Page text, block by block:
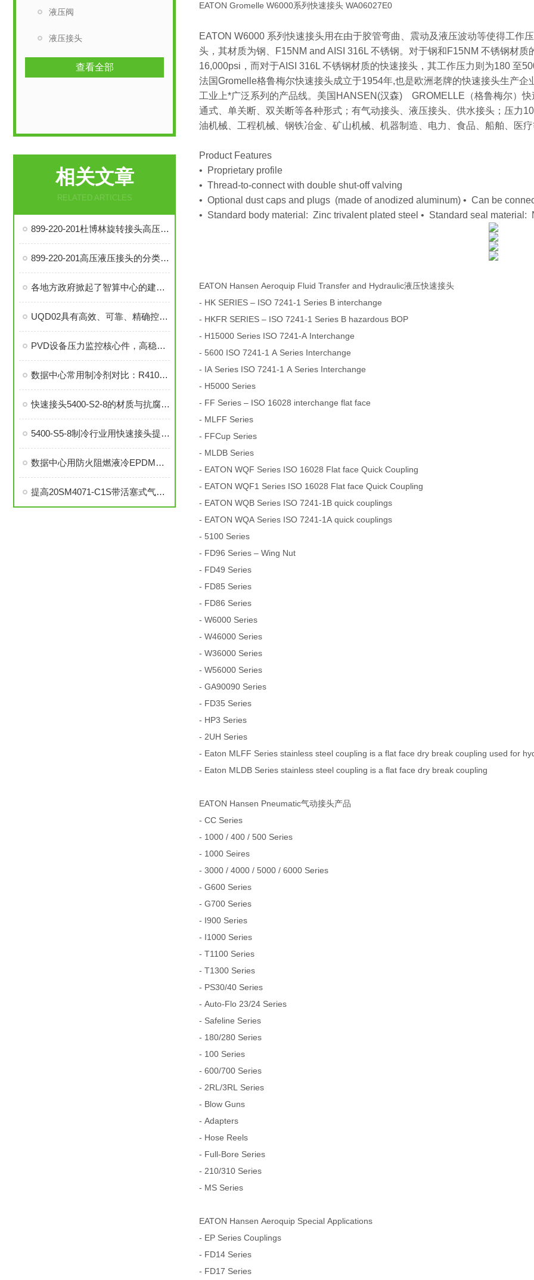
液压阀
液压接头
查看全部
相关文章
RELATED ARTICLES
899-220-201杜博林旋转接头高压液压接头的安装、调试与维护技巧
899-220-201高压液压接头的分类和注意事项
各地方政府掀起了智算中心的建设热潮
UQD02具有高效、可靠、精确控制温度等优势
PVD设备压力监控核心件，高稳定性压力开关现货秒发
数据中心常用制冷剂对比：R410a VS R134a
快速接头5400-S2-8的材质与抗腐蚀性探讨
5400-S5-8制冷行业用快速接头提升系统稳定性与操作便捷性
数据中心用防火阻燃液冷EPDM橡胶软管-UL94 V0认证
提高20SM4071-C1S带活塞式气动执行器中压针阀性能的技巧
EATON Gromelle W6000系列快速接头 WA06027E0
EATON W6000 系列快速接头用在由于胶管弯曲、震动及液压波动等使得工作
头，其材质为钢、F15NM and AISI 316L 不锈钢。对于钢和F15NM 不锈钢材
16,000psi，而对于AISI 316L 不锈钢材质的快速接头，其工作压力则为180 至
法国Gromelle格鲁梅尔快速接头成立于1954年,也是欧洲老牌的快速接头生产
工业上*广泛系列的产品线。美国HANSEN(汉森) GROMELLE（格鲁梅尔）
通式、单关断、双关断等各种形式；有气动接头、液压接头、供水接头；压力
油机械、工程机械、钢铁冶金、矿山机械、机器制造、电力、食品、船舶、医
Product Features
• Proprietary profile
• Thread-to-connect with double shut-off valving
• Optional dust caps and plugs (made of anodized aluminum) • Can be
• Standard body material: Zinc trivalent plated steel • Standard seal material:
EATON Hansen Aeroquip Fluid Transfer and Hydraulic液压快速接头
- HK SERIES – ISO 7241-1 Series B interchange
- HKFR SERIES – ISO 7241-1 Series B hazardous BOP
- H15000 Series ISO 7241-A Interchange
- 5600 ISO 7241-1 A Series Interchange
- IA Series ISO 7241-1 A Series Interchange
- H5000 Series
- FF Series – ISO 16028 interchange flat face
- MLFF Series
- FFCup Series
- MLDB Series
- EATON WQF Series ISO 16028 Flat face Quick Coupling
- EATON WQF1 Series ISO 16028 Flat face Quick Coupling
- EATON WQB Series ISO 7241-1B quick couplings
- EATON WQA Series ISO 7241-1A quick couplings
- 5100 Series
- FD96 Series – Wing Nut
- FD49 Series
- FD85 Series
- FD86 Series
- W6000 Series
- W46000 Series
- W36000 Series
- W56000 Series
- GA90090 Series
- FD35 Series
- HP3 Series
- 2UH Series
- Eaton MLFF Series stainless steel coupling is a flat face dry break coupling used for
- Eaton MLDB Series stainless steel coupling is a flat face dry break coupling
EATON Hansen Pneumatic气动接头产品
- CC Series
- 1000 / 400 / 500 Series
- 1000 Seires
- 3000 / 4000 / 5000 / 6000 Series
- G600 Series
- G700 Series
- I900 Series
- I1000 Series
- T1100 Series
- T1300 Series
- PS30/40 Series
- Auto-Flo 23/24 Series
- Safeline Series
- 180/280 Series
- 100 Series
- 600/700 Series
- 2RL/3RL Series
- Blow Guns
- Adapters
- Hose Reels
- Full-Bore Series
- 210/310 Series
- MS Series
EATON Hansen Aeroquip Special Applications
- EP Series Couplings
- FD14 Series
- FD17 Series